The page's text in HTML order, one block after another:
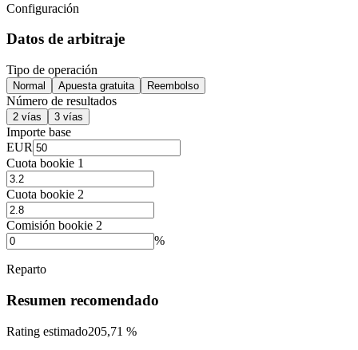
Configuración
Datos de arbitraje
Tipo de operación
Normal Apuesta gratuita Reembolso
Número de resultados
2 vías 3 vías
Importe base
EUR
Cuota bookie 1
Cuota bookie 2
Comisión bookie 2
%
Reparto
Resumen recomendado
Rating estimado205,71 %